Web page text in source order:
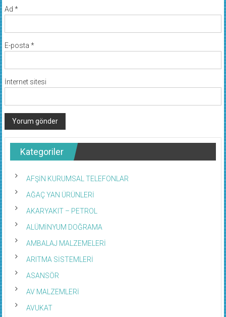
Ad *
E-posta *
İnternet sitesi
Kategoriler
AFŞİN KURUMSAL TELEFONLAR
AĞAÇ YAN ÜRÜNLERİ
AKARYAKIT – PETROL
ALÜMİNYUM DOĞRAMA
AMBALAJ MALZEMELERİ
ARITMA SİSTEMLERİ
ASANSÖR
AV MALZEMLERİ
AVUKAT